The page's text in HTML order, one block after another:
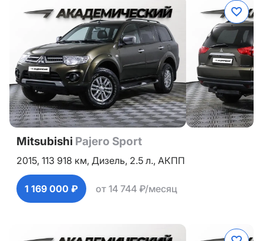
Mitsubishi Pajero Sport
2015, 113 918 км, Дизель, 2.5 л., АКПП
1 169 000 ₽ от 14 744 ₽/месяц